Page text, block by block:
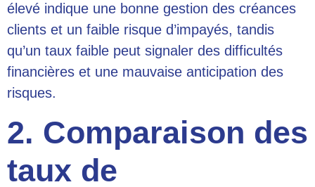
élevé indique une bonne gestion des créances
clients et un faible risque d’impayés, tandis
qu’un taux faible peut signaler des difficultés
financières et une mauvaise anticipation des
risques.
2. Comparaison des
taux de